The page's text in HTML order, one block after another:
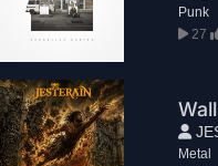
Punk
27
Metal